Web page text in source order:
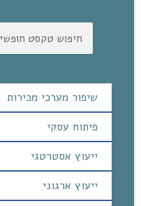
שיפור מערכי מכירות
פיתוח עסקי
ייעוץ אסטרטגי
ייעוץ ארגוני